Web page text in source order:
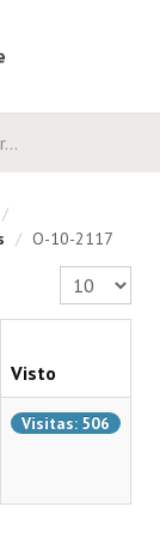
/
/ O-10-2117
Cantidad a
Visto
Visitas: 506